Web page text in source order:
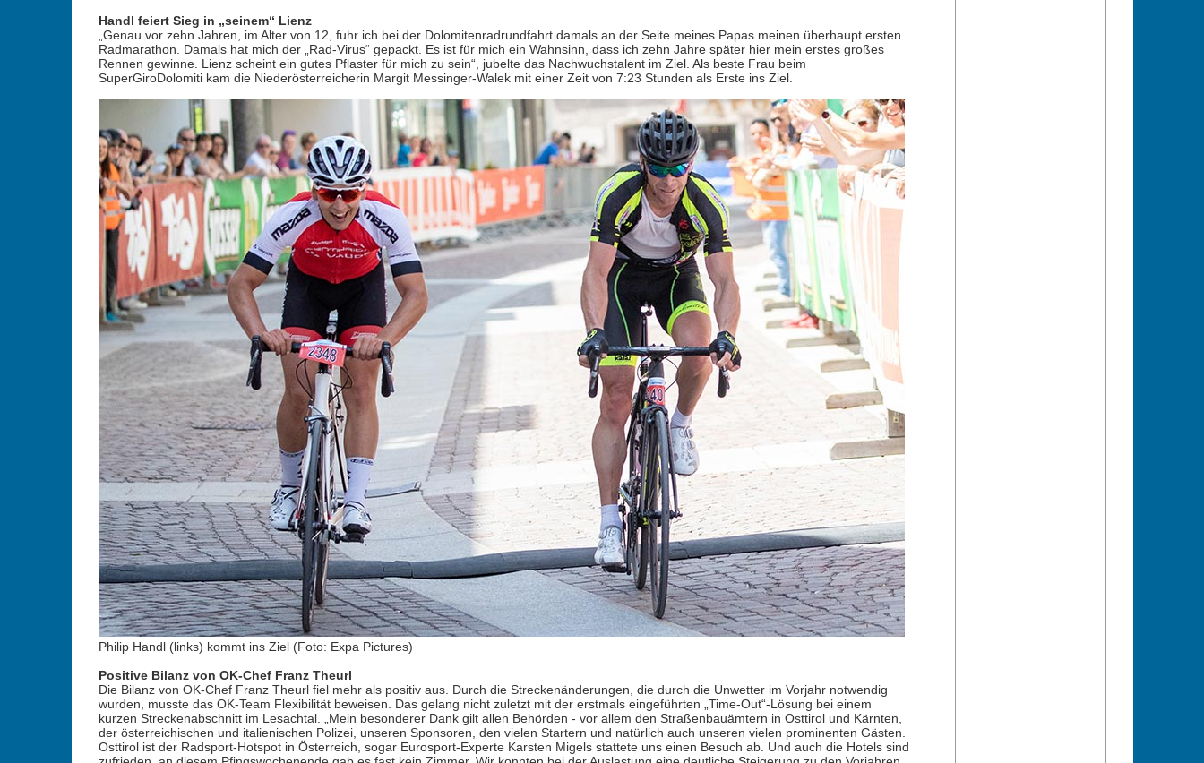
Handl feiert Sieg in „seinem“ Lienz
„Genau vor zehn Jahren, im Alter von 12, fuhr ich bei der Dolomitenradrundfahrt damals an der Seite meines Papas meinen überhaupt ersten
Radmarathon. Damals hat mich der „Rad-Virus“ gepackt. Es ist für mich ein Wahnsinn, dass ich zehn Jahre später hier mein erstes großes
Rennen gewinne. Lienz scheint ein gutes Pflaster für mich zu sein“, jubelte das Nachwuchstalent im Ziel. Als beste Frau beim
SuperGiroDolomiti kam die Niederösterreicherin Margit Messinger-Walek mit einer Zeit von 7:23 Stunden als Erste ins Ziel.
Philip Handl (links) kommt ins Ziel (Foto: Expa Pictures)
Positive Bilanz von OK-Chef Franz Theurl
Die Bilanz von OK-Chef Franz Theurl fiel mehr als positiv aus. Durch die Streckenänderungen, die durch die Unwetter im Vorjahr notwendig
wurden, musste das OK-Team Flexibilität beweisen. Das gelang nicht zuletzt mit der erstmals eingeführten „Time-Out“-Lösung bei einem
kurzen Streckenabschnitt im Lesachtal. „Mein besonderer Dank gilt allen Behörden - vor allem den Straßenbauämtern in Osttirol und Kärnten,
der österreichischen und italienischen Polizei, unseren Sponsoren, den vielen Startern und natürlich auch unseren vielen prominenten Gästen.
Osttirol ist der Radsport-Hotspot in Österreich, sogar Eurosport-Experte Karsten Migels stattete uns einen Besuch ab. Und auch die Hotels sind